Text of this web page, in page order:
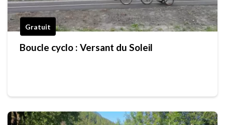
Gratuit
Boucle cyclo : Versant du Soleil